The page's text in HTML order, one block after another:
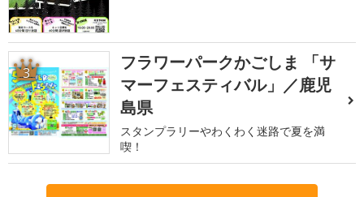
3
フラワーパークかごしま 「サ
マーフェスティバル」／鹿児
島県
スタンプラリーやわくわく迷路で夏を満
喫！